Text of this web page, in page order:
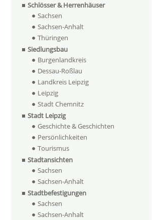
Schlösser & Herrenhäuser
Sachsen
Sachsen-Anhalt
Thüringen
Siedlungsbau
Burgenlandkreis
Dessau-Roßlau
Landkreis Leipzig
Leipzig
Stadt Chemnitz
Stadt Leipzig
Geschichte & Geschichten
Persönlichkeiten
Tourismus
Stadtansichten
Sachsen
Sachsen-Anhalt
Stadtbefestigungen
Sachsen
Sachsen-Anhalt